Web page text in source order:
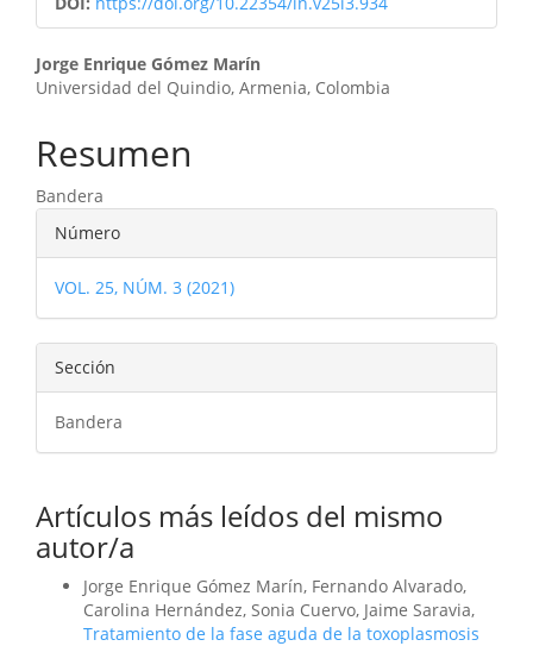
Contenido
principal
del
artículo
Jorge Enrique Gómez Marín
Universidad del Quindio, Armenia, Colombia
Resumen
Bandera
Detalles
del
artículo
Número
VOL. 25, NÚM. 3 (2021)
Sección
Bandera
Artículos más leídos del mismo
autor/a
Jorge Enrique Gómez Marín, Fernando Alvarado,
Carolina Hernández, Sonia Cuervo, Jaime Saravia,
Tratamiento de la fase aguda de la toxoplasmosis